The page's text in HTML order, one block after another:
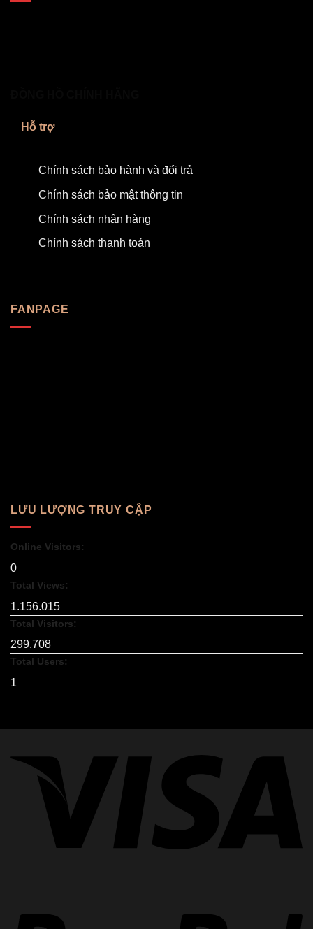
Hỗ trợ
Chính sách bảo hành và đổi trả
Chính sách bảo mật thông tin
Chính sách nhận hàng
Chính sách thanh toán
FANPAGE
LƯU LƯỢNG TRUY CẬP
Online Visitors:
0
Total Views:
1.156.015
Total Visitors:
299.708
Total Users:
1